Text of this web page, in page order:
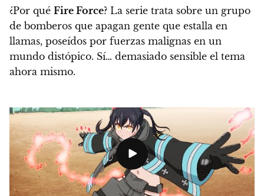
¿Por qué Fire Force? La serie trata sobre un grupo
de bomberos que apagan gente que estalla en
llamas, poseídos por fuerzas malignas en un
mundo distópico. Sí… demasiado sensible el tema
ahora mismo.